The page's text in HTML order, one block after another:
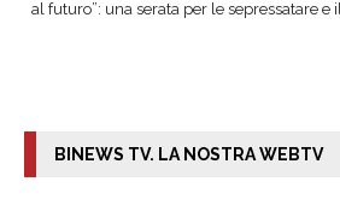
al futuro”: una serata per le sepressatare e
BINEWS TV. LA NOSTRA WEBTV